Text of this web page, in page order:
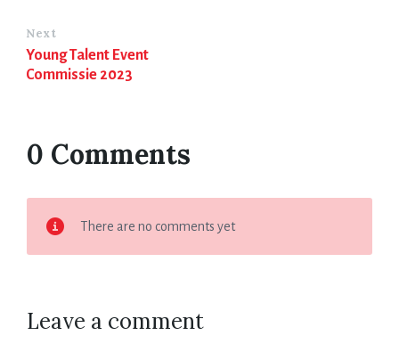
Next
Young Talent Event
Commissie 2023
0 Comments
There are no comments yet
Leave a comment